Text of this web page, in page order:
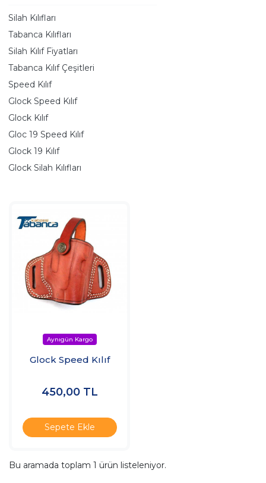
Silah Kılıfları
Tabanca Kılıfları
Silah Kılıf Fiyatları
Tabanca Kılıf Çeşitleri
Speed Kılıf
Glock Speed Kılıf
Glock Kılıf
Gloc 19 Speed Kılıf
Glock 19 Kılıf
Glock Silah Kılıfları
Glock Speed Kılıf
450,00 TL
Sepete Ekle
Bu aramada toplam 1 ürün listeleniyor.